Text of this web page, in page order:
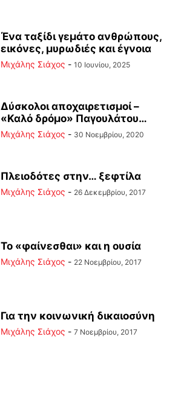
Ένα ταξίδι γεμάτο ανθρώπους,
εικόνες, μυρωδιές και έγνοια
Μιχάλης Σιάχος - 10 Ιουνίου, 2025
Δύσκολοι αποχαιρετισμοί –
«Καλό δρόμο» Παγουλάτου…
Μιχάλης Σιάχος - 30 Νοεμβρίου, 2020
Πλειοδότες στην… ξεφτίλα
Μιχάλης Σιάχος - 26 Δεκεμβρίου, 2017
Το «φαίνεσθαι» και η ουσία
Μιχάλης Σιάχος - 22 Νοεμβρίου, 2017
Για την κοινωνική δικαιοσύνη
Μιχάλης Σιάχος - 7 Νοεμβρίου, 2017